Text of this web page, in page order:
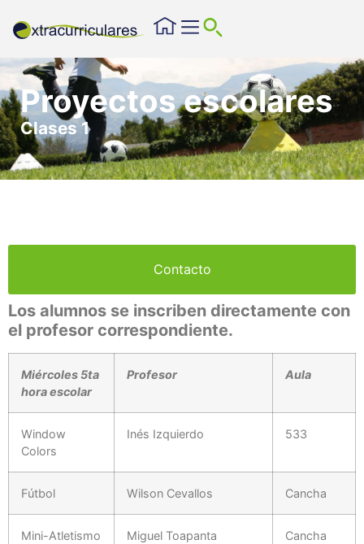
Proyectos escolares
Clases 1
Contacto
Los alumnos se inscriben directamente con
el profesor correspondiente.
Miércoles 5ta
hora escolar
Profesor Aula
Window
Colors
Inés Izquierdo 533
Fútbol Wilson Cevallos Cancha
Mini-Atletismo Miguel Toapanta Cancha